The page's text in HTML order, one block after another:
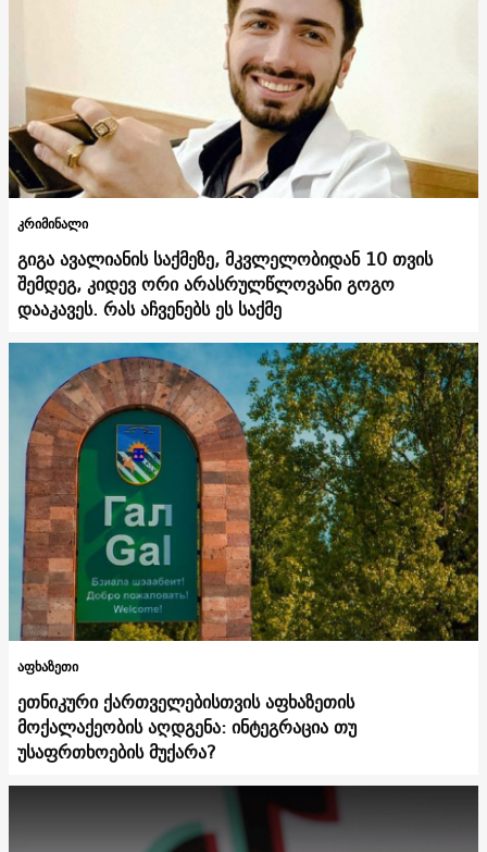
კრიმინალი
გიგა ავალიანის საქმეზე, მკვლელობიდან 10 თვის
შემდეგ, კიდევ ორი არასრულწლოვანი გოგო
დააკავეს. რას აჩვენებს ეს საქმე
აფხაზეთი
ეთნიკური ქართველებისთვის აფხაზეთის
მოქალაქეობის აღდგენა: ინტეგრაცია თუ
უსაფრთხოების მუქარა?